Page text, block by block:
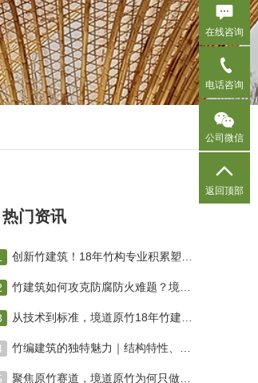
热门资讯

在线咨询

电话咨询

公司微信

返回顶部